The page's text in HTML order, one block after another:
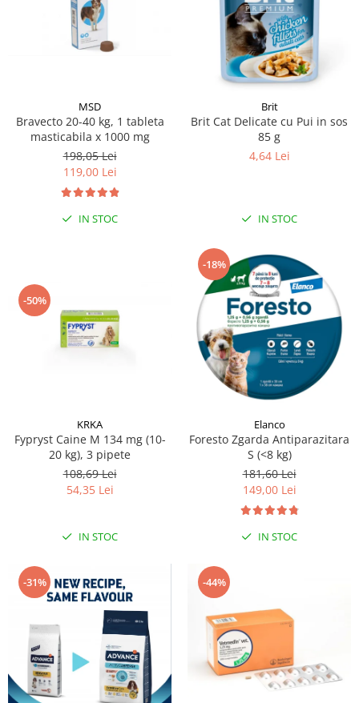
MSD
Bravecto 20-40 kg, 1 tableta
masticabila x 1000 mg
198,05 Lei
119,00 Lei
IN STOC
Brit
Brit Cat Delicate cu Pui in sos
85 g
4,64 Lei
IN STOC
-50%
KRKA
Fypryst Caine M 134 mg (10-
20 kg), 3 pipete
108,69 Lei
54,35 Lei
IN STOC
-18%
Elanco
Foresto Zgarda Antiparazitara
S (<8 kg)
181,60 Lei
149,00 Lei
IN STOC
-31% -44%